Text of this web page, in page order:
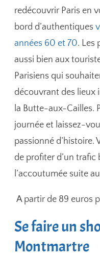
redécouvrir Paris en
bord d’authentiques
années 60 et 70. Les
aussi bien aux
Parisiens qui
découvrant des lieux
la Butte-aux-Cailles.
journée et laissez-
passionné d’histoire.
de profiter d’un trafic
l’accoutumée suite
A partir de 89 euros
Se faire un
Montmartre